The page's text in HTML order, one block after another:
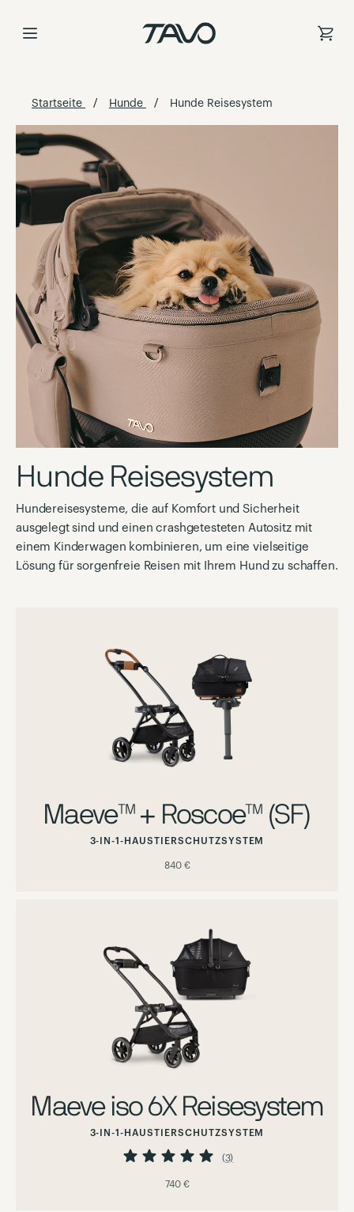
Inhalt
Startseite Hunde Hunde Reisesystem
Hunde Reisesystem
Hundereisesysteme, die auf Komfort und Sicherheit
ausgelegt sind und einen crashgetesteten Autositz mit
einem Kinderwagen kombinieren, um eine vielseitige
Lösung für sorgenfreie Reisen mit Ihrem Hund zu schaffen.
Maeve™ + Roscoe™ (SF)
3-IN-1-HAUSTIERSCHUTZSYSTEM
840 €
Maeve iso 6X Reisesystem
3-IN-1-HAUSTIERSCHUTZSYSTEM
Bewertung:
(3)
740 €